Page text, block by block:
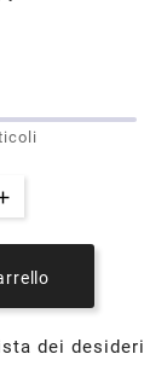
dei desideri